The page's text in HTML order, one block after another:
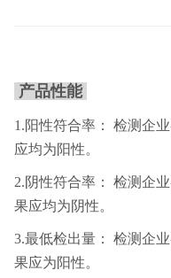
产品性能
1.阳性符合率： 检测企
应均为阳性。
2.阴性符合率： 检测企
果应均为阴性。
3.最低检出量： 检测企
果应为阳性。